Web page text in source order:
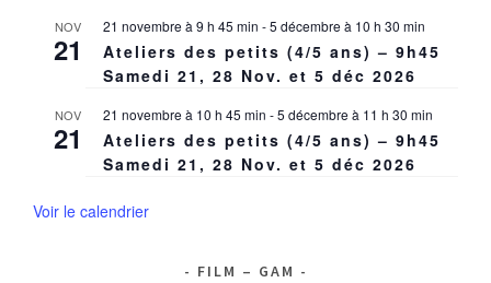
NOV
21
21 novembre à 9 h 45 min -5 décembre à 10 h 30 min
Ateliers des petits (4/5 ans) – 9h45
Samedi 21, 28 Nov. et 5 déc 2026
NOV
21
21 novembre à 10 h 45 min -5 décembre à 11 h 30 min
Ateliers des petits (4/5 ans) – 9h45
Samedi 21, 28 Nov. et 5 déc 2026
Voir le calendrier
FILM – GAM